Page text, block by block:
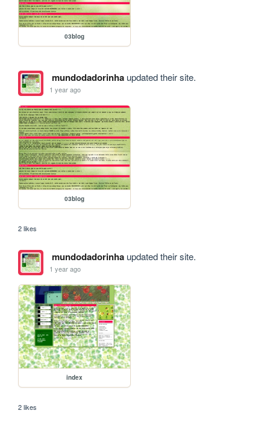
03blog
mundodadorinhaupdated their site.
1 year ago
03blog
2 likes
mundodadorinhaupdated their site.
1 year ago
index
2 likes